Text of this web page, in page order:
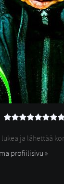
ja lähettää
profiilisivu »